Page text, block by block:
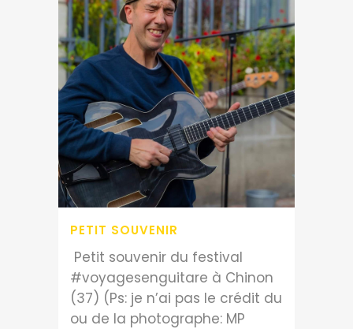
PETIT SOUVENIR
Petit souvenir du festival
#voyagesenguitare à Chinon
(37) (Ps: je n’ai pas le crédit du
ou de la photographe: MP